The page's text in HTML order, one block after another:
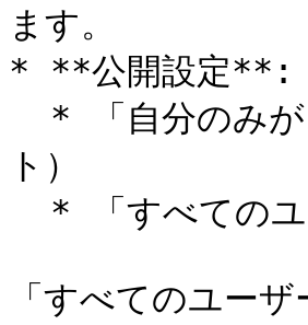
ます。
* **公開設定**:
ト）
「すべてのユー